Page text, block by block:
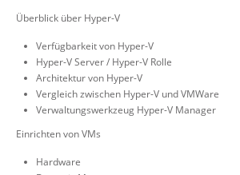
Überblick über Hyper-V
Verfügbarkeit von Hyper-V
Hyper-V Server / Hyper-V Rolle
Architektur von Hyper-V
Vergleich zwischen Hyper-V und VMWare
Verwaltungswerkzeug Hyper-V Manager
Einrichten von VMs
Hardware